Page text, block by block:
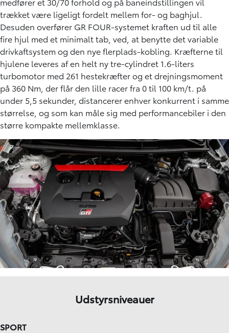
trækket være ligeligt fordelt mellem for- og baghjul.
Desuden overfører GR FOUR-systemet kraften ud til alle
fire hjul med et minimalt tab, ved, at benytte det variable
drivkaftsystem og den nye flerplads-kobling. Kræfterne til
hjulene leveres af en helt ny tre-cylindret 1.6-liters
turbomotor med 261 hestekræfter og et drejningsmoment
på 360 Nm, der flår den lille racer fra 0 til 100 km/t. på
under 5,5 sekunder, distancerer enhver konkurrent i samme
størrelse, og som kan måle sig med performancebiler i den
større kompakte mellemklasse.
Udstyrsniveauer
SPORT